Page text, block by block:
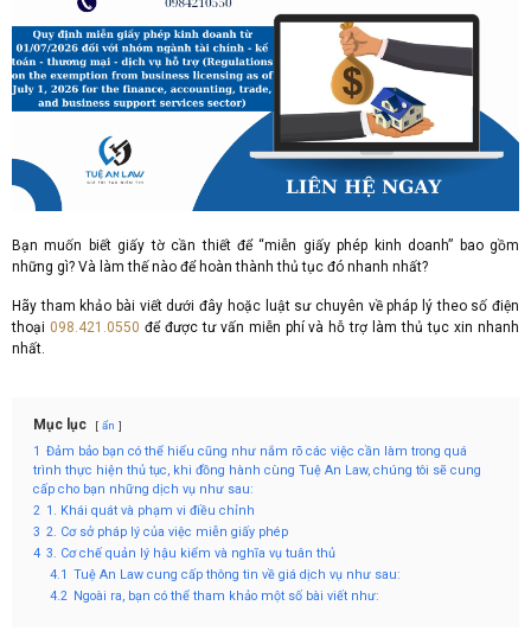
Bạn muốn biết giấy tờ cần thiết để “miễn giấy phép kinh doanh” bao gồm
những gì? Và làm thế nào để hoàn thành thủ tục đó nhanh nhất?
Hãy tham khảo bài viết dưới đây hoặc luật sư chuyên về pháp lý theo số điện
thoại 098.421.0550 để được tư vấn miễn phí và hỗ trợ làm thủ tục xin nhanh
nhất.
Mục lục ẩn
1 Đảm bảo bạn có thể hiểu cũng như nắm rõ các việc cần làm trong quá
trình thực hiện thủ tục, khi đồng hành cùng Tuệ An Law, chúng tôi sẽ cung
cấp cho bạn những dịch vụ như sau:
2 1. Khái quát và phạm vi điều chỉnh
3 2. Cơ sở pháp lý của việc miễn giấy phép
4 3. Cơ chế quản lý hậu kiểm và nghĩa vụ tuân thủ
4.1 Tuệ An Law cung cấp thông tin về giá dịch vụ như sau:
4.2 Ngoài ra, bạn có thể tham khảo một số bài viết như: